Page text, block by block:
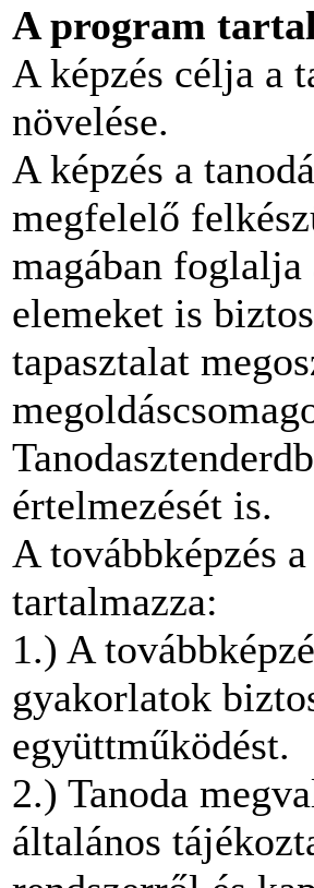
A program
A képzés célja a
növelése.
A képzés a
megfelelő
magában
elemeket is
tapasztalat
értelmezését is.
A továbbképzés
tartalmazza:
1.) A
gyakorlatok
együttműködést.
2.) Tanoda
általános